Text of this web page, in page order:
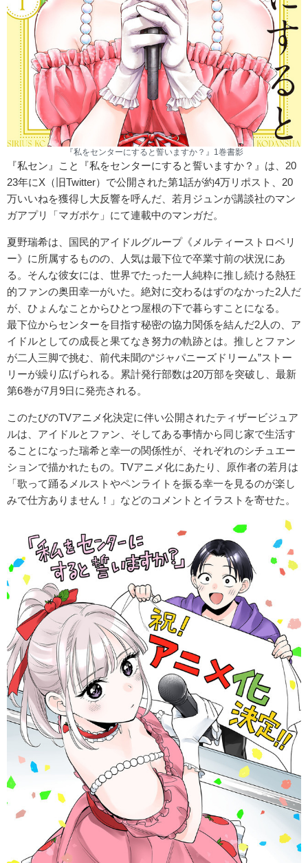
『私をセンターにすると誓いますか？』1巻書影
『私セン』こと『私をセンターにすると誓いますか？』は、20
23年にX（旧Twitter）で公開された第1話が約4万リポスト、20
万いいねを獲得し大反響を呼んだ、若月ジュンが講談社のマン
ガアプリ「マガポケ」にて連載中のマンガだ。
夏野瑞希は、国民的アイドルグループ《メルティーストロベリ
ー》に所属するものの、人気は最下位で卒業寸前の状況にあ
る。そんな彼女には、世界でたった一人純粋に推し続ける熱狂
的ファンの奥田幸一がいた。絶対に交わるはずのなかった2人だ
が、ひょんなことからひとつ屋根の下で暮らすことになる。
最下位からセンターを目指す秘密の協力関係を結んだ2人の、ア
イドルとしての成長と果てなき努力の軌跡とは。推しとファン
が二人三脚で挑む、前代未聞の“ジャパニーズドリーム”ストー
リーが繰り広げられる。累計発行部数は20万部を突破し、最新
第6巻が7月9日に発売される。
このたびのTVアニメ化決定に伴い公開されたティザービジュア
ルは、アイドルとファン、そしてある事情から同じ家で生活す
ることになった瑞希と幸一の関係性が、それぞれのシチュエー
ションで描かれたもの。TVアニメ化にあたり、原作者の若月は
「歌って踊るメルストやペンライトを振る幸一を見るのが楽し
みで仕方ありません！」などのコメントとイラストを寄せた。